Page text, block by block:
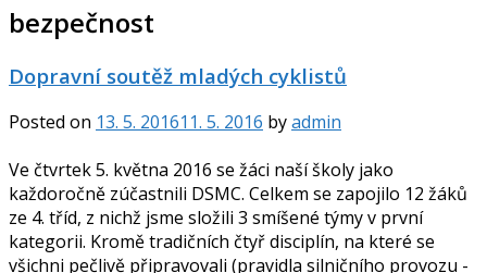
bezpečnost
Dopravní soutěž mladých cyklistů
Posted on 13. 5. 201611. 5. 2016 byadmin
Ve čtvrtek 5. května 2016 se žáci naší školy jako
každoročně zúčastnili DSMC. Celkem se zapojilo 12 žáků
ze 4. tříd, z nichž jsme složili 3 smíšené týmy v první
kategorii. Kromě tradičních čtyř disciplín, na které se
všichni pečlivě připravovali (pravidla silničního provozu -